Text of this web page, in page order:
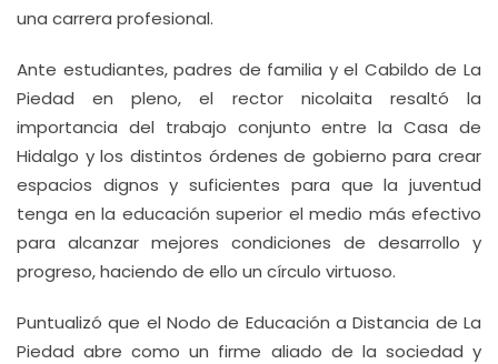
una carrera profesional.
Ante estudiantes, padres de familia y el Cabildo de La
Piedad en pleno, el rector nicolaita resaltó la
importancia del trabajo conjunto entre la Casa de
Hidalgo y los distintos órdenes de gobierno para crear
espacios dignos y suficientes para que la juventud
tenga en la educación superior el medio más efectivo
para alcanzar mejores condiciones de desarrollo y
progreso, haciendo de ello un círculo virtuoso.
Puntualizó que el Nodo de Educación a Distancia de La
Piedad abre como un firme aliado de la sociedad y